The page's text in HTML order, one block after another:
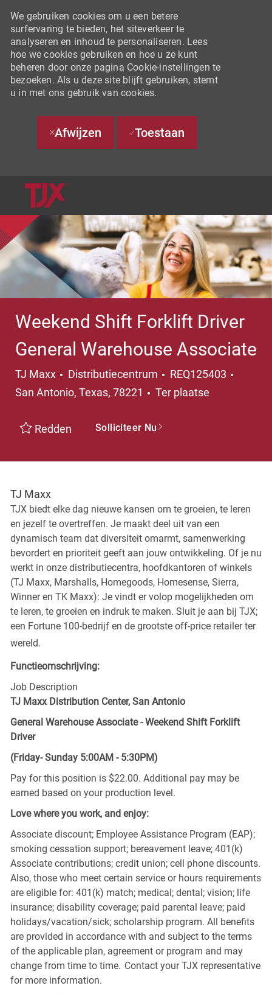
We gebruiken cookies om u een betere
surfervaring te bieden, het siteverkeer te
analyseren en inhoud te personaliseren. Lees
hoe we cookies gebruiken en hoe u ze kunt
beheren door onze pagina Cookie-instellingen te
bezoeken. Als u deze site blijft gebruiken, stemt
u in met ons gebruik van cookies.
Afwijzen Toestaan
Weekend Shift Forklift Driver
General Warehouse Associate
TJ Maxx Categorie
Distributiecentrum REQ125403
San Antonio, Texas, 78221
Ter plaatse
Redden Solliciteer Nu
TJ Maxx
TJX biedt elke dag nieuwe kansen om te groeien, te leren
en jezelf te overtreffen. Je maakt deel uit van een
dynamisch team dat diversiteit omarmt, samenwerking
bevordert en prioriteit geeft aan jouw ontwikkeling. Of je nu
werkt in onze distributiecentra, hoofdkantoren of winkels
(TJ Maxx, Marshalls, Homegoods, Homesense, Sierra,
Winner en TK Maxx): Je vindt er volop mogelijkheden om
te leren, te groeien en indruk te maken. Sluit je aan bij TJX;
een Fortune 100-bedrijf en de grootste off-price retailer ter
wereld.
Functieomschrijving:
Job Description
TJ Maxx Distribution Center, San Antonio
General Warehouse Associate - Weekend Shift Forklift
Driver
(Friday- Sunday 5:00AM - 5:30PM)
Pay for this position is $22.00. Additional pay may be
earned based on your production level.
Love where you work, and enjoy:
Associate discount; Employee Assistance Program (EAP);
smoking cessation support; bereavement leave; 401(k)
Associate contributions; credit union; cell phone discounts.
Also, those who meet certain service or hours requirements
are eligible for: 401(k) match; medical; dental; vision; life
insurance; disability coverage; paid parental leave; paid
holidays/vacation/sick; scholarship program. All benefits
are provided in accordance with and subject to the terms
of the applicable plan, agreement or program and may
change from time to time. Contact your TJX representative
for more information.